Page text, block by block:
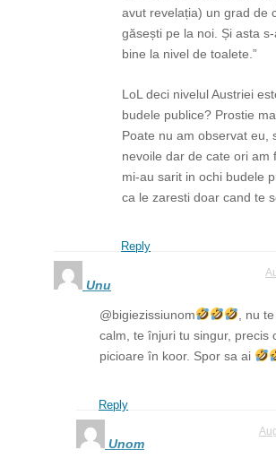
avut revelația) un grad de
găsești pe la noi. Și asta
bine la nivel de toalete.”
LoL deci nivelul Austriei
budele publice? Prostie
Poate nu am observat eu,
nevoile dar de cate ori am
mi-au sarit in ochi budele
ca le zaresti doar cand te
Reply
Unu
@bigiezissiunom
, nu
calm, te înjuri tu singur, precis
picioare în koor. Spor sa ai
Reply
Unom